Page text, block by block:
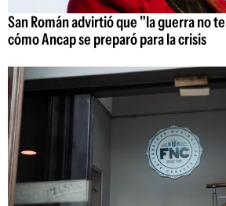
San Román advirtió que "la guerra no
cómo Ancap se preparó para la crisis